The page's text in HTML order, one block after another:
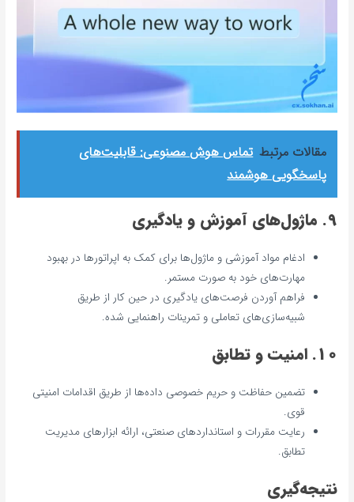
مقالات مرتبط تماس هوش مصنوعی: قابلیت‌های
پاسخگویی هوشمند
9. ماژول‌های آموزش و یادگیری
ادغام مواد آموزشی و ماژول‌ها برای کمک به اپراتورها در بهبود
مهارت‌های خود به صورت مستمر.
فراهم آوردن فرصت‌های یادگیری در حین کار از طریق
شبیه‌سازی‌های تعاملی و تمرینات راهنمایی شده.
10. امنیت و تطابق
تضمین حفاظت و حریم خصوصی داده‌ها از طریق اقدامات امنیتی
قوی.
رعایت مقررات و استانداردهای صنعتی، ارائه ابزارهای مدیریت
تطابق.
نتیجه‌گیری